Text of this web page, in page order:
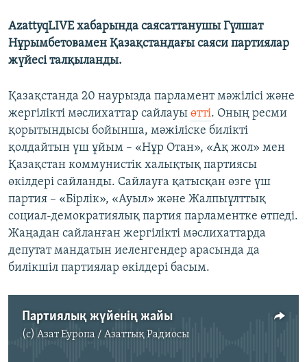
AzattyqLIVE хабарында cаясаттанушы Гүлшат
Нұрымбетовамен Қазақстандағы саяси партиялар
жүйесі талқыланды.
Қазақстанда 20 наурызда парламент мәжілісі және
жергілікті мәслихаттар сайлауы өтті. Оның ресми
қорытындысы бойынша, мәжіліске билікті
қолдайтын үш ұйым – «Нұр Отан», «Ақ жол» мен
Қазақстан коммунистік халықтық партиясы
өкілдері сайланды. Сайлауға қатысқан өзге үш
партия – «Бірлік», «Ауыл» және Жалпыұлттық
социал-демократиялық партия парламентке өтпеді.
Жаңадан сайланған жергілікті мәслихаттарда
депутат мандатын иеленгендер арасында да
билікшіл партиялар өкілдері басым.
Партиялық жүйенің жайы
(c) Азат Еуропа / Азаттық Радиосы
No media source currently available